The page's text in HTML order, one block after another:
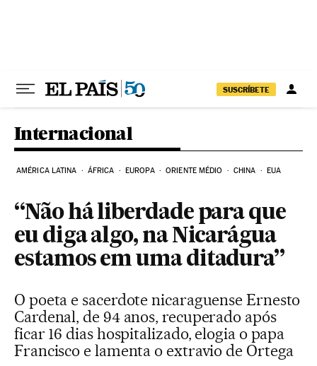
SUSCRÍBETE
Internacional
AMÉRICA LATINA ÁFRICA EUROPA ORIENTE MÉDIO CHINA EUA
“Não há liberdade para que
eu diga algo, na Nicarágua
estamos em uma ditadura”
O poeta e sacerdote nicaraguense Ernesto
Cardenal, de 94 anos, recuperado após
ficar 16 dias hospitalizado, elogia o papa
Francisco e lamenta o extravio de Ortega